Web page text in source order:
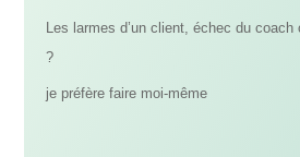
Les larmes d’un client, échec du
?
je préfère faire moi-même